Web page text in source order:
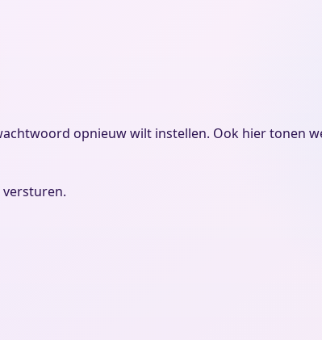
opnieuw wilt instellen. Ook hier tonen